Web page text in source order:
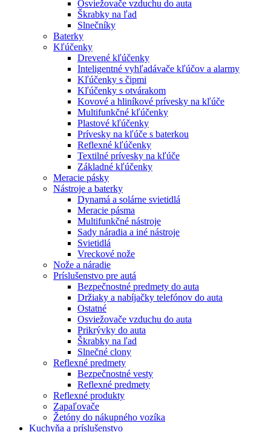
Osviežovače vzduchu do auta
Škrabky na ľad
Slnečníky
Baterky
Kľúčenky
Drevené kľúčenky
Inteligentné vyhľadávače kľúčov a alarmy
Kľúčenky s čipmi
Kľúčenky s otvárakom
Kovové a hliníkové prívesky na kľúče
Multifunkčné kľúčenky
Plastové kľúčenky
Prívesky na kľúče s baterkou
Reflexné kľúčenky
Textilné prívesky na kľúče
Základné kľúčenky
Meracie pásky
Nástroje a baterky
Dynamá a solárne svietidlá
Meracie pásma
Multifunkčné nástroje
Sady náradia a iné nástroje
Svietidlá
Vreckové nože
Nože a náradie
Príslušenstvo pre autá
Bezpečnostné predmety do auta
Držiaky a nabíjačky telefónov do auta
Ostatné
Osviežovače vzduchu do auta
Prikrývky do auta
Škrabky na ľad
Slnečné clony
Reflexné predmety
Bezpečnostné vesty
Reflexné predmety
Reflexné produkty
Zapaľovače
Žetóny do nákupného vozíka
Kuchyňa a príslušenstvo